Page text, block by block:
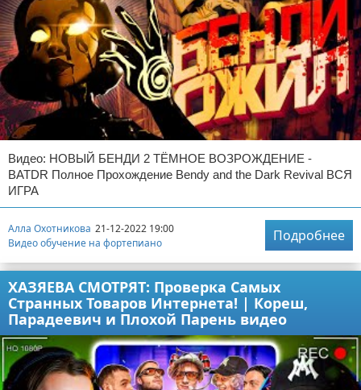
Видео: НОВЫЙ БЕНДИ 2 ТЁМНОЕ ВОЗРОЖДЕНИЕ -
BATDR Полное Прохождение Bendy and the Dark Revival ВСЯ
ИГРА
Алла Охотникова 21-12-2022 19:00
Видео обучение на фортепиано
Подробнее
ХАЗЯЕВА СМОТРЯТ: Проверка Самых
Странных Товаров Интернета! | Кореш,
Парадеевич и Плохой Парень видео